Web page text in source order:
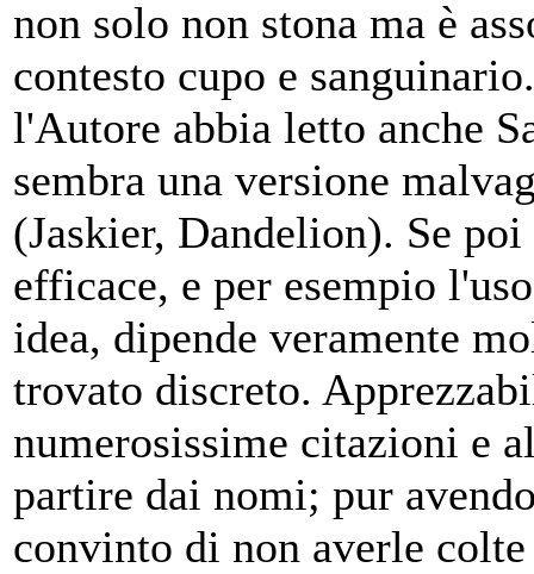
non solo non stona ma è
contesto cupo e
l'Autore abbia letto anche
sembra una versione
(Jaskier, Dandelion). Se
efficace, e per esempio
idea, dipende veramente
trovato discreto.
numerosissime citazioni e
partire dai nomi; pur
convinto di non averle